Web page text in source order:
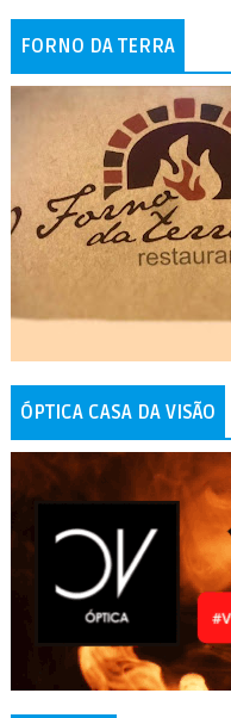
FORNO DA TERRA
ÓPTICA CASA DA VISÃO